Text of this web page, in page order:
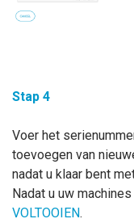
Stap 4
Voer het
toevoegen van
nadat u klaar bent
Nadat u uw
VOLTOOIEN.